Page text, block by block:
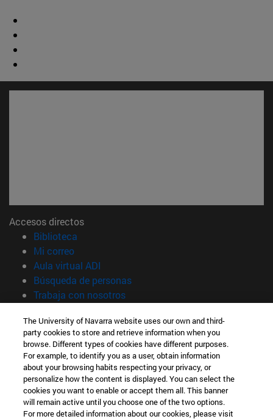
Accesos directos
Biblioteca
Mi correo(abre en nueva ventana)
Aula virtual ADI
Búsqueda de personas(abre en nueva ventana)
Trabaja con nosotros(abre en nueva ventana)
Información
TFNO +34 948 42 56 00
¿QUÉ GRADO TE INTERESA?
¿QUÉ MÁSTER TE INTERESA?
© Universidad de Navarra
Información legal
The University of Navarra website uses our own and third-
party cookies to store and retrieve information when you
browse. Different types of cookies have different purposes.
For example, to identify you as a user, obtain information
about your browsing habits respecting your privacy, or
personalize how the content is displayed. You can select the
cookies you want to enable or accept them all. This banner
will remain active until you choose one of the two options.
For more detailed information about our cookies, please visit